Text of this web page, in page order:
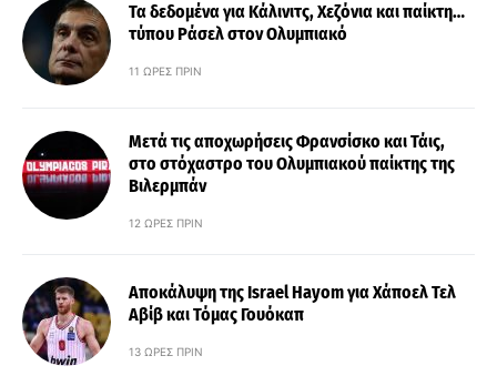
Τα δεδομένα για Κάλινιτς, Χεζόνια και παίκτη…
τύπου Ράσελ στον Ολυμπιακό
11 ΏΡΕΣ ΠΡΙΝ
Μετά τις αποχωρήσεις Φρανσίσκο και Τάις,
στο στόχαστρο του Ολυμπιακού παίκτης της
Βιλερμπάν
12 ΏΡΕΣ ΠΡΙΝ
Αποκάλυψη της Israel Hayom για Χάποελ Τελ
Αβίβ και Τόμας Γουόκαπ
13 ΏΡΕΣ ΠΡΙΝ